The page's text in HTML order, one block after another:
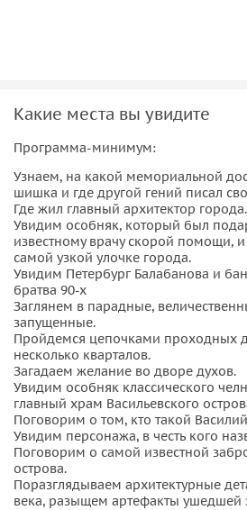
После прогулки по Васильевскому
атмосферу города.
Какие места вы увидите
Программа-минимум:
Узнаем, на какой мемориальной
шишка и где другой гений писал
Где жил главный архитектор города.
Увидим особняк, который был
известному врачу скорой помощи,
самой узкой улочке города.
Увидим Петербург Балабанова и
братва 90-х
Заглянем в парадные,
запущенные.
Пройдемся цепочками проходных
несколько кварталов.
Загадаем желание во дворе духов.
Увидим особняк классического
главный храм Васильевского
Поговорим о том, кто такой
Увидим персонажа, в честь кого
Поговорим о самой известной
острова.
Поразглядываем архитектурные
века, разыщем артефакты ушедшей